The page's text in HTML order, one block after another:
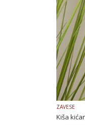
ZAVESE
Kiša